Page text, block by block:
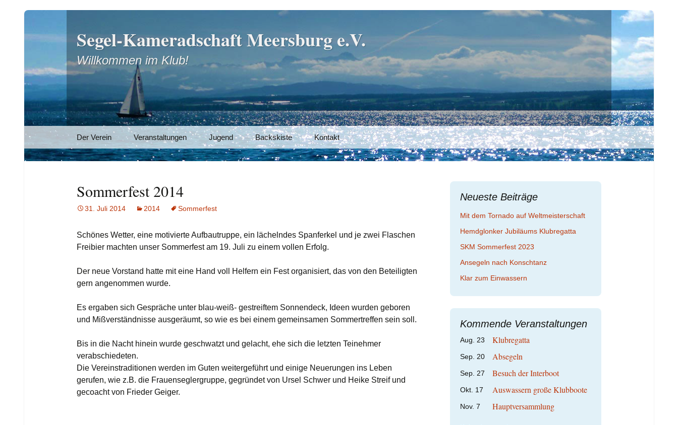
Segel-Kameradschaft Meersburg e.V.
Willkommen im Klub!
Inhalt
springen
Der Verein Veranstaltungen Jugend Backskiste Kontakt
Suchen
nach:
Sommerfest 2014
31. Juli 2014 2014 Sommerfest
Schönes Wetter, eine motivierte Aufbautruppe, ein lächelndes Spanferkel und je zwei Flaschen
Freibier machten unser Sommerfest am 19. Juli zu einem vollen Erfolg.
Der neue Vorstand hatte mit eine Hand voll Helfern ein Fest organisiert, das von den Beteiligten
gern angenommen wurde.
Es ergaben sich Gespräche unter blau-weiß- gestreiftem Sonnendeck, Ideen wurden geboren
und Mißverständnisse ausgeräumt, so wie es bei einem gemeinsamen Sommertreffen sein soll.
Bis in die Nacht hinein wurde geschwatzt und gelacht, ehe sich die letzten Teinehmer
verabschiedeten.
Die Vereinstraditionen werden im Guten weitergeführt und einige Neuerungen ins Leben
gerufen, wie z.B. die Frauenseglergruppe, gegründet von Ursel Schwer und Heike Streif und
gecoacht von Frieder Geiger.
Neueste Beiträge
Mit dem Tornado auf Weltmeisterschaft
Hemdglonker Jubiläums Klubregatta
SKM Sommerfest 2023
Ansegeln nach Konschtanz
Klar zum Einwassern
Kommende Veranstaltungen
Aug. 23 Klubregatta
Sep. 20 Absegeln
Sep. 27 Besuch der Interboot
Okt. 17 Auswassern große Klubboote
Nov. 7 Hauptversammlung